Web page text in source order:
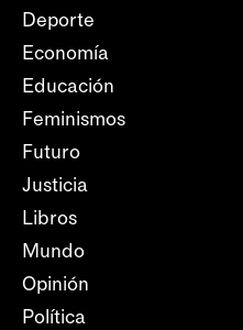
Deporte
Economía
Educación
Feminismos
Futuro
Justicia
Libros
Mundo
Opinión
Política